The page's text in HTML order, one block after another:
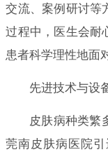
交流、案例研讨等
过程中，医生会耐
患者科学理性地面
先进技术与设
皮肤病种类繁
莞南皮肤病医院